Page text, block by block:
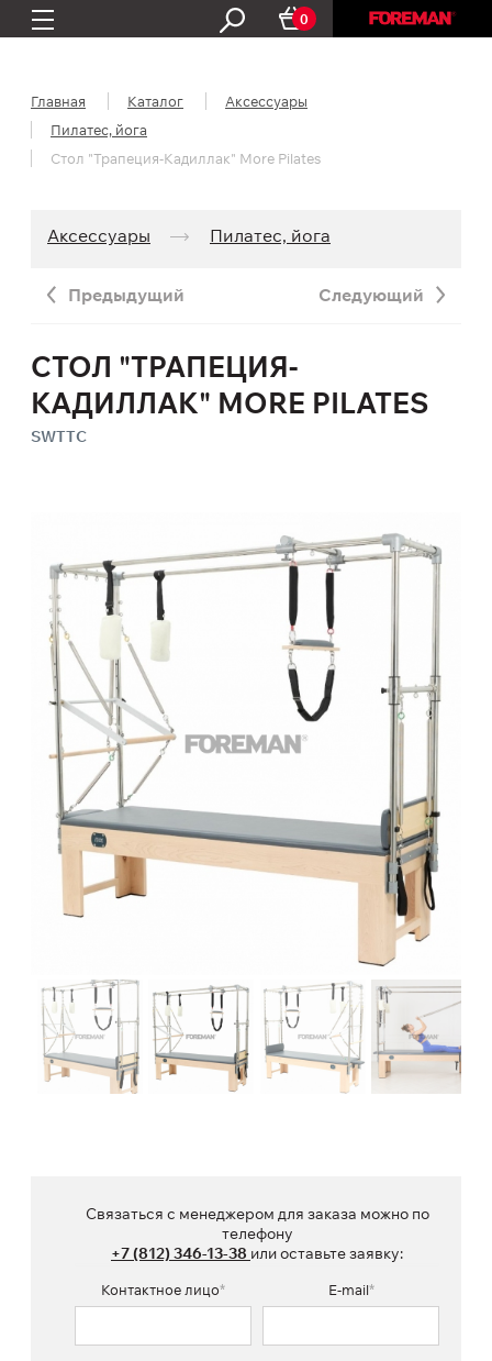
0
Главная Каталог
Аксессуары
Пилатес, йога
Стол "Трапеция-Кадиллак" More Pilates
Аксессуары Пилатес, йога
Предыдущий Следующий
СТОЛ "ТРАПЕЦИЯ-
КАДИЛЛАК" MORE PILATES
SWTTC
Связаться с менеджером для заказа можно по
телефону
+7 (812) 346-13-38 или оставьте заявку:
Контактное лицо* E-mail*